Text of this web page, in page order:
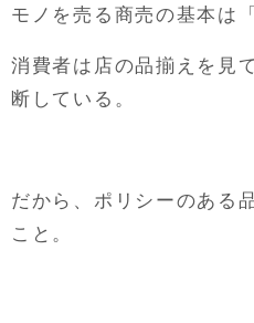
モノを売る商売の基本は
消費者は店の品揃えを見
断している。
だから、ポリシーのある
こと。